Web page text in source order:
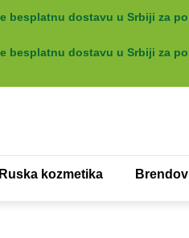
besplatnu dostavu u Srbiji za
besplatnu dostavu u Srbiji za
Ruska kozmetika